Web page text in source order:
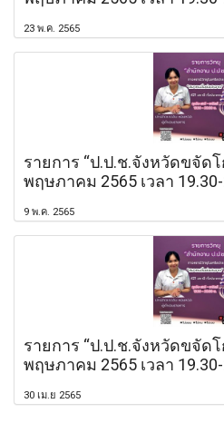
23 พ.ค. 2565
รายการ “ป.ป.ช.จังหวัดขจัด
พฤษภาคม 2565 เวลา
9 พ.ค. 2565
รายการ “ป.ป.ช.จังหวัดขจัด
พฤษภาคม 2565 เวลา
30 เม.ย 2565